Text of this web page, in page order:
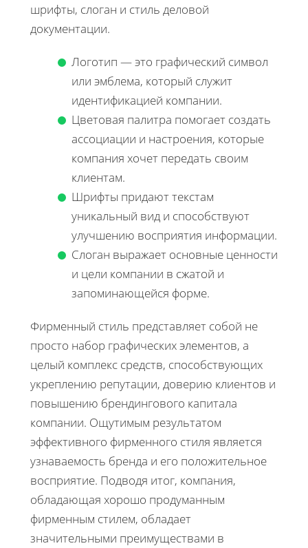
шрифты, слоган и стиль деловой
документации.
Логотип — это графический символ
или эмблема, который служит
идентификацией компании.
Цветовая палитра помогает создать
ассоциации и настроения, которые
компания хочет передать своим
клиентам.
Шрифты придают текстам
уникальный вид и способствуют
улучшению восприятия информации.
Слоган выражает основные ценности
и цели компании в сжатой и
запоминающейся форме.
Фирменный стиль представляет собой не
просто набор графических элементов, а
целый комплекс средств, способствующих
укреплению репутации, доверию клиентов и
повышению брендингового капитала
компании. Ощутимым результатом
эффективного фирменного стиля является
узнаваемость бренда и его положительное
восприятие. Подводя итог, компания,
обладающая хорошо продуманным
фирменным стилем, обладает
значительными преимуществами в